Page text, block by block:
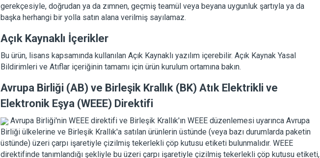
gerekçesiyle, doğrudan ya da zımnen, geçmiş teamül veya beyana uygunluk şartıyla ya da
başka herhangi bir yolla satın alana verilmiş sayılamaz.
Açık Kaynaklı İçerikler
Bu ürün, lisans kapsamında kullanılan Açık Kaynaklı yazılım içerebilir. Açık Kaynak Yasal
Bildirimleri ve Atıflar içeriğinin tamamı için ürün kurulum ortamına bakın.
Avrupa Birliği (AB) ve Birleşik Krallık (BK) Atık Elektrikli ve
Elektronik Eşya (WEEE) Direktifi
Avrupa Birliği'nin WEEE direktifi ve Birleşik Krallık'ın WEEE düzenlemesi uyarınca Avrupa
Birliği ülkelerine ve Birleşik Krallık'a satılan ürünlerin üstünde (veya bazı durumlarda paketin
üstünde) üzeri çarpı işaretiyle çizilmiş tekerlekli çöp kutusu etiketi bulunmalıdır. WEEE
direktifinde tanımlandığı şekliyle bu üzeri çarpı işaretiyle çizilmiş tekerlekli çöp kutusu etiketi,